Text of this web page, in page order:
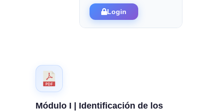
Login
Módulo I | Identificación de los